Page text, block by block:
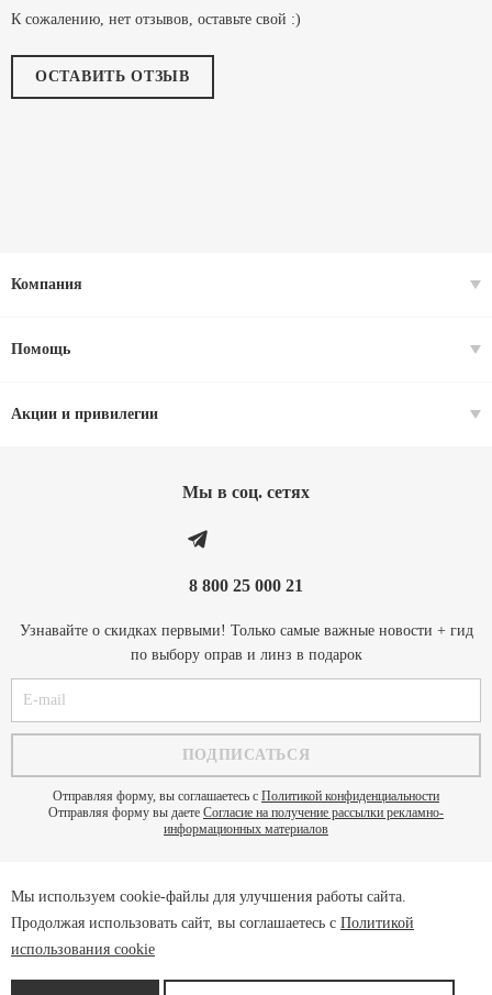
К сожалению, нет отзывов, оставьте свой :)
ОСТАВИТЬ ОТЗЫВ
Компания
Помощь
Акции и привилегии
Мы в соц. cетях
8 800 25 000 21
Узнавайте о скидках первыми! Только самые важные новости + гид
по выбору оправ и линз в подарок
Отправляя форму, вы соглашаетесь с Политикой конфиденциальности
Отправляя форму вы даете Согласие на получение рассылки рекламно-
информационных материалов
Политика конфиденциальности
Пользовательское соглашение
Мы используем cookie-файлы для улучшения работы сайта.
Продолжая использовать сайт, вы соглашаетесь с Политикой
использования cookie